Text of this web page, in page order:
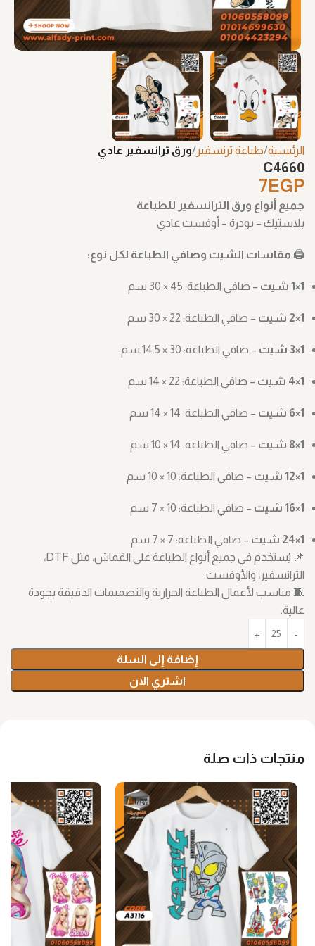
الرئيسية طباعة ترنسفير ورق ترانسفير عادي
C4660
7 EGP
جميع أنواع ورق الترانسفير للطباعة
بلاستيك – بودرة – أوفست عادي
🖨️ مقاسات الشيت وصافي الطباعة لكل نوع:
1×1 شيت – صافي الطباعة: ‎30 × 45 سم
1×2 شيت – صافي الطباعة: ‎30 × 22 سم
1×3 شيت – صافي الطباعة: ‎14.5 × 30 سم
1×4 شيت – صافي الطباعة: ‎14 × 22 سم
1×6 شيت – صافي الطباعة: ‎14 × 14 سم
1×8 شيت – صافي الطباعة: ‎10 × 14 سم
1×12 شيت – صافي الطباعة: ‎10 × 10 سم
1×16 شيت – صافي الطباعة: ‎7 × 10 سم
1×24 شيت
– صافي الطباعة: ‎7 × 7 سم
📌 يُستخدم في جميع أنواع الطباعة على القماش، مثل DTF،
الترانسفير، والأوفست.
🧵 مناسب لأعمال الطباعة الحرارية والتصميمات الدقيقة بجودة
عالية.
إضافة إلى السلة
اشتري الان
منتجات ذات صلة